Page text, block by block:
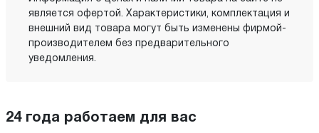
является офертой. Характеристики, комплектация и
внешний вид товара могут быть изменены фирмой-
производителем без предварительного
уведомления.
24 года работаем для вас